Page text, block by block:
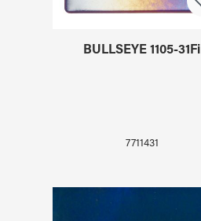
BULLSEYE 1105-31Fi
7711431